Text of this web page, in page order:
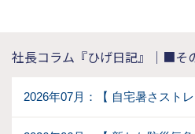
社長コラム『ひげ日記』｜■そ
2026年07月：【 自宅暑さストレ